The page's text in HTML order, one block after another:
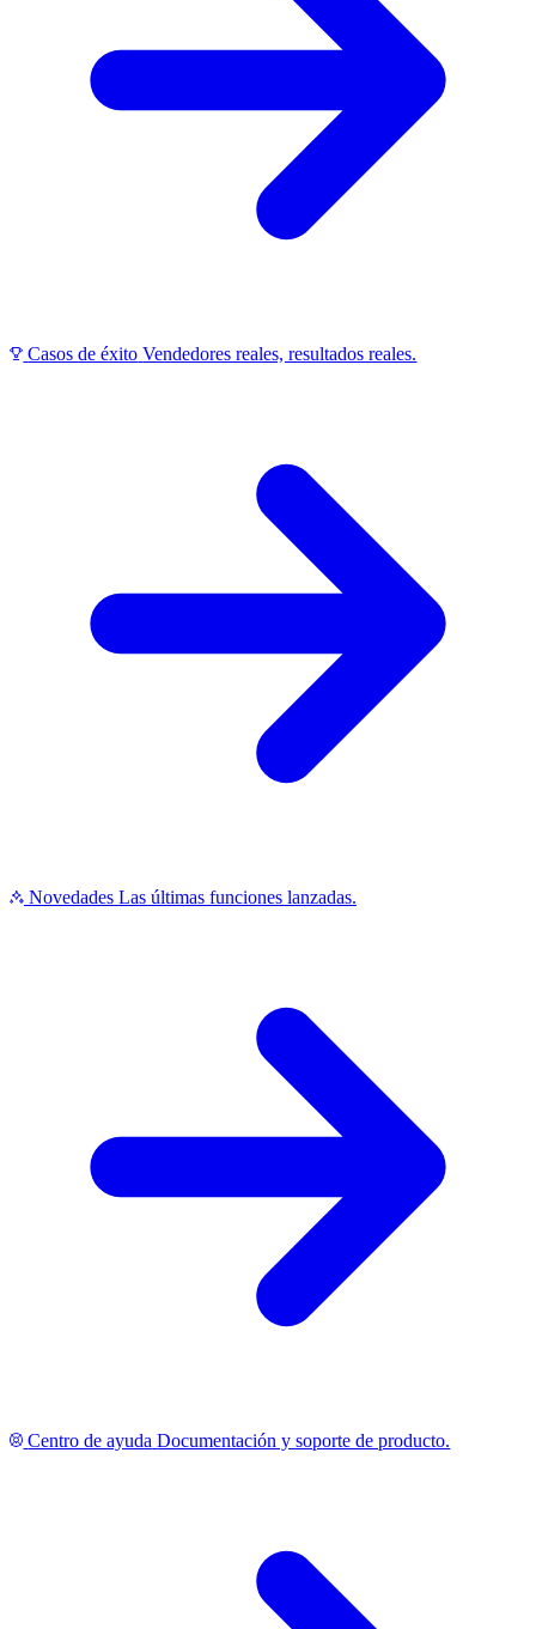
Casos de éxito Vendedores reales, resultados reales.
Novedades Las últimas funciones lanzadas.
Centro de ayuda Documentación y soporte de producto.